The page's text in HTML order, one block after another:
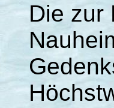
Die zur